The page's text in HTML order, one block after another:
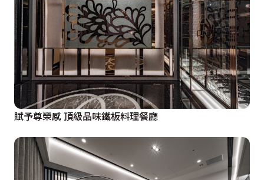
賦予尊榮感 頂級品味鐵板料理餐廳